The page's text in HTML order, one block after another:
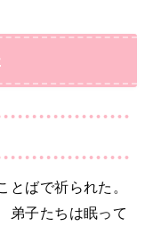
とばで祈られた。
弟子たちは眠って